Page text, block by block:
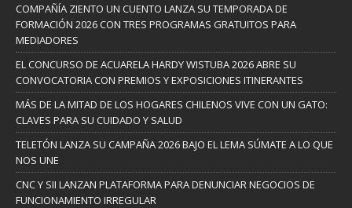
COMPAÑÍA ZIENTO UN CUENTO LANZA SU TEMPORADA DE
FORMACIÓN 2026 CON TRES PROGRAMAS GRATUITOS PARA
MEDIADORES
EL CONCURSO DE ACUARELA HARDY WISTUBA 2026 ABRE SU
CONVOCATORIA CON PREMIOS Y EXPOSICIONES ITINERANTES
MÁS DE LA MITAD DE LOS HOGARES CHILENOS VIVE CON UN GATO:
CLAVES PARA SU CUIDADO Y SALUD
TELETÓN LANZA SU CAMPAÑA 2026 BAJO EL LEMA SÚMATE A LO QUE
NOS UNE
CNC Y SII LANZAN PLATAFORMA PARA DENUNCIAR NEGOCIOS DE
FUNCIONAMIENTO IRREGULAR